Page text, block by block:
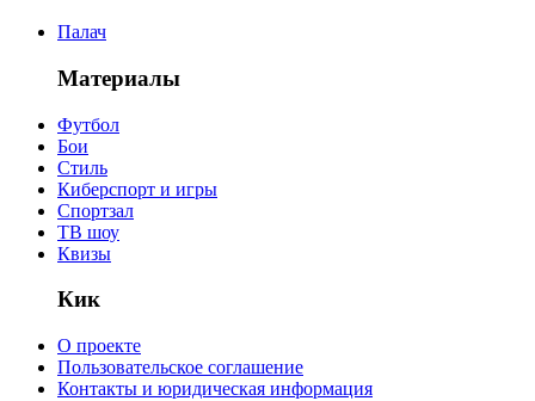
Палач
Материалы
Футбол
Бои
Стиль
Киберспорт и игры
Спортзал
ТВ шоу
Квизы
Кик
О проекте
Пользовательское соглашение
Контакты и юридическая информация